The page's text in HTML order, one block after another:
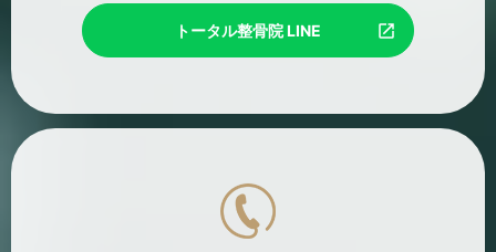
トータル整骨院 LINE